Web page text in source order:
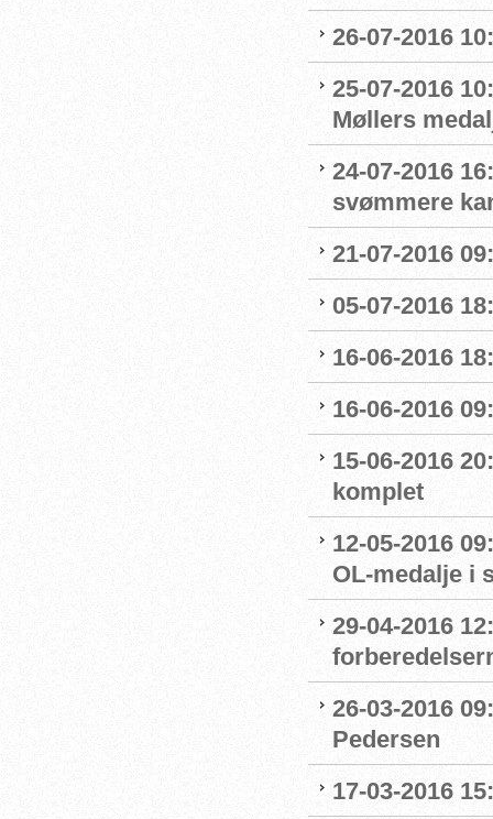
26-07-2016
25-07-2016
Møllers
24-07-2016
svømmere
21-07-2016
05-07-2016
16-06-2016
16-06-2016
15-06-2016
komplet
12-05-2016
OL-medalje i
29-04-2016
26-03-2016
Pedersen
17-03-2016